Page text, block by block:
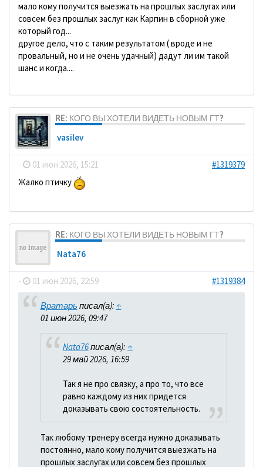
мало кому получится выезжать на прошлых заслугах или
совсем без прошлых заслуг как Карпин в сборной уже
который год...
другое дело, что с таким результатом ( вроде и не
провальный, но и не очень удачный) дадут ли им такой
шанс и когда....
RE: КОГО ВЫ ХОТЕЛИ ВИДЕТЬ НОВЫМ ГТ?
vasilev
- 01 июн 2026, 15:21
#1319379
Жалко птичку
RE: КОГО ВЫ ХОТЕЛИ ВИДЕТЬ НОВЫМ ГТ?
Nata76
- 01 июн 2026, 22:59 #1319384
Вратарь писал(а): ↑
01 июн 2026, 09:47
Nata76писал(а): ↑
29 май 2026, 16:59
Так я не про связку, а про то, что все
равно каждому из них придется
доказывать свою состоятельность.
Так любому тренеру всегда нужно доказывать
постоянно, мало кому получится выезжать на
прошлых заслугах или совсем без прошлых